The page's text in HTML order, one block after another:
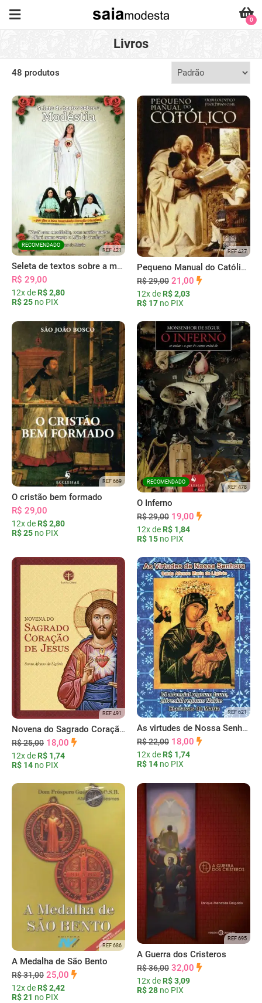
0
Livros
48 produtos
REF 421
RECOMENDADO
Seleta de textos sobre a modéstia
R$ 29,00
12x de R$ 2,80
R$ 25 no PIX
REF 427
Pequeno Manual do Católico
R$ 29,00 21,00
12x de R$ 2,03
R$ 17 no PIX
REF 669
O cristão bem formado
R$ 29,00
12x de R$ 2,80
R$ 25 no PIX
REF 478
RECOMENDADO
O Inferno
R$ 29,00 19,00
12x de R$ 1,84
R$ 15 no PIX
REF 491
Novena do Sagrado Coração de Jesus
R$ 25,00 18,00
12x de R$ 1,74
R$ 14 no PIX
REF 621
As virtudes de Nossa Senhora
R$ 22,00 18,00
12x de R$ 1,74
R$ 14 no PIX
REF 686
A Medalha de São Bento
R$ 31,00 25,00
12x de R$ 2,42
R$ 21 no PIX
REF 695
A Guerra dos Cristeros
R$ 36,00 32,00
12x de R$ 3,09
R$ 28 no PIX